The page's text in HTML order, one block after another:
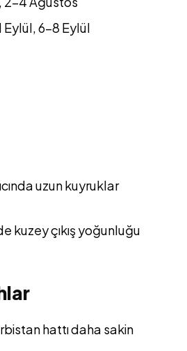
6–8 Eylül
uzun kuyruklar
kuzey çıkış yoğunluğu
hattı daha sakin